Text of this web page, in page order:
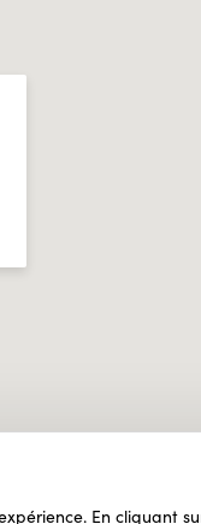
En cliquant